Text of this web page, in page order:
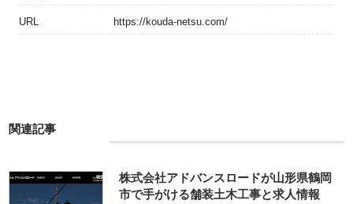
URL https://kouda-netsu.com/
関連記事
株式会社アドバンスロードが山形県鶴岡
市で手がける舗装土木工事と求人情報